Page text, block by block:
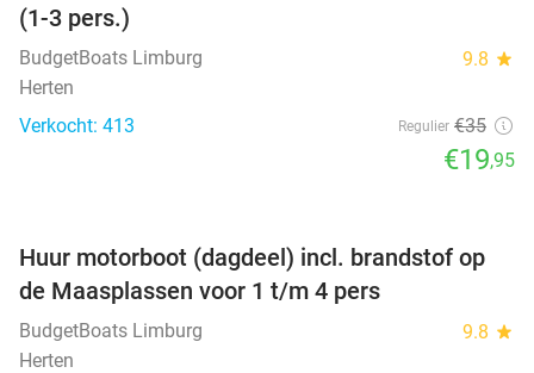
(1-3 pers.)
BudgetBoats Limburg 9.8 star
Herten
Verkocht: 413
Regulier €35
€19,95
Huur motorboot (dagdeel) incl. brandstof op
de Maasplassen voor 1 t/m 4 pers
BudgetBoats Limburg 9.8 star
Herten